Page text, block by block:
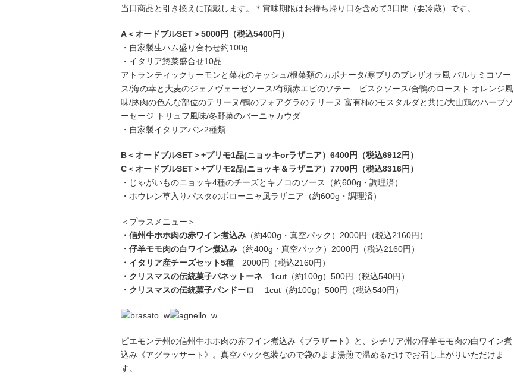
当日商品と引き換えに頂戴します。＊賞味期限はお持ち帰り日を含めて3日間（要冷蔵）です。
A＜オードブルSET＞5000円（税込5400円）
・自家製生ハム盛り合わせ約100g
・イタリア惣菜盛合せ10品
アトランティックサーモンと菜花のキッシュ/根菜類のカポナータ/寒ブリのブレザオラ風 バルサミコソー
ス/海の幸と大麦のジェノヴェーゼソース/有頭赤エビのソテー ビスクソース/合鴨のロースト オレンジ風
味/豚肉の色んな部位のテリーヌ/鴨のフォアグラのテリーヌ 富有柿のモスタルダと共に/大山鶏のハーブソ
ーセージ トリュフ風味/冬野菜のバーニャカウダ
・自家製イタリアパン2種類
B＜オードブルSET＞+プリモ1品(ニョッキorラザニア）6400円（税込6912円）
C＜オードブルSET＞+プリモ2品(ニョッキ＆ラザニア）7700円（税込8316円）
・じゃがいものニョッキ4種のチーズとキノコのソース（約600g・調理済）
・ホウレン草入りパスタのボローニャ風ラザニア（約600g・調理済）
＜プラスメニュー＞
・信州牛ホホ肉の赤ワイン煮込み （約400g・真空パック）2000円（税込2160円）
・仔羊モモ肉の白ワイン煮込み （約400g・真空パック）2000円（税込2160円）
・イタリア産チーズセット5種 2000円（税込2160円）
・クリスマスの伝統菓子パネットーネ 1cut（約100g）500円（税込540円）
・クリスマスの伝統菓子パンドーロ
1cut（約100g）500円（税込540円）
ピエモンテ州の信州牛ホホ肉の赤ワイン煮込み《ブラザート》と、シチリア州の仔羊モモ肉の白ワイン煮
込み《アグラッサート》。真空パック包装なので袋のまま湯煎で温めるだけでお召し上がりいただけま
す。